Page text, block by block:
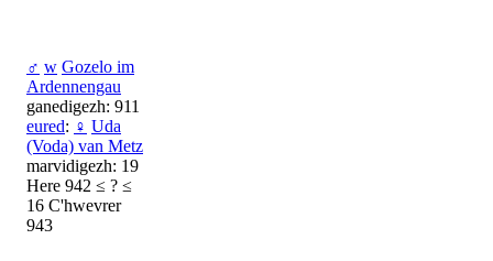
♂ w Gozelo im
Ardennengau
ganedigezh: 911
eured: ♀ Uda
(Voda) van Metz
marvidigezh: 19
Here 942 ≤ ? ≤
16 C'hwevrer
943